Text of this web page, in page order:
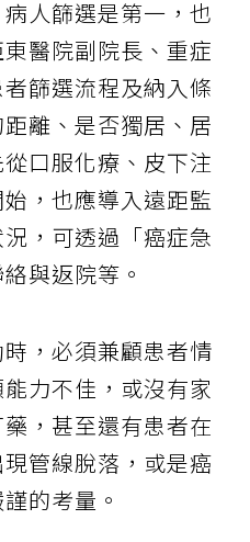
病人篩選是第一，也
醫院副院長、重症
篩選流程及納入條
離、是否獨居、居
口服化療、皮下注
，也應導入遠距監
，可透過「癌症急
與返院等。
，必須兼顧患者情
力不佳，或沒有家
，甚至還有患者在
管線脫落，或是癌
的考量。